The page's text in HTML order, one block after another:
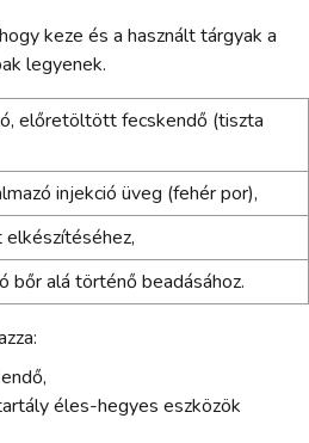
keze és a használt tárgyak a
legyenek.
előretöltött fecskendő (tiszta
injekció üveg (fehér por),
bőr alá történő beadásához.
éles-hegyes eszközök